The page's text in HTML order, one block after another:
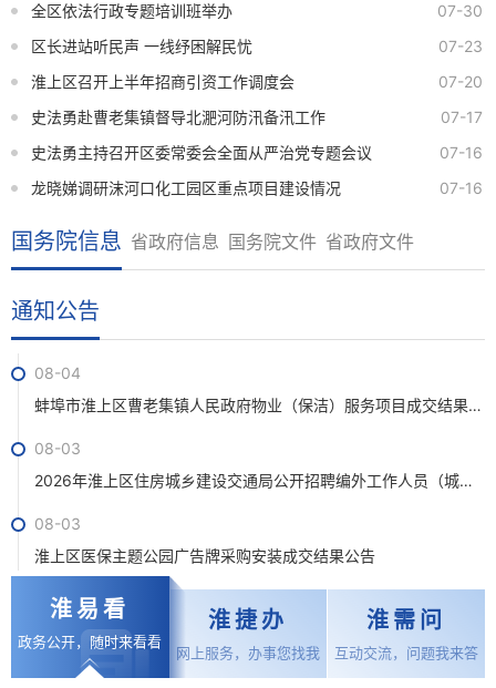
全区依法行政专题培训班举办
07-30
区长进站听民声 一线纾困解民忧
07-23
淮上区召开上半年招商引资工作调度会
07-20
史法勇赴曹老集镇督导北淝河防汛备汛工作
07-17
史法勇主持召开区委常委会全面从严治党专题会议
07-16
龙晓娣调研沫河口化工园区重点项目建设情况
07-16
国务院信息 省政府信息 国务院文件 省政府文件
通知公告
08-06
08-06
入库企业指导咨询服务项目采购公告
08-05
08-04
蚌埠市淮上区曹老集镇人民政府物业（保洁）服务项目成交结果公示
08-03
2026年淮上区住房城乡建设交通局公开招聘编外工作人员（城市管理协管员）笔试查分结果、进入资格复审人员...
08-03
淮上区医保主题公园广告牌采购安装成交结果公告
08-03
蚌埠第八中学足球训练购买服务项目采购公告
08-03
淮易看
政务公开，随时来看看
淮捷办
网上服务，办事您找我
淮 需问
互动交流，问题我来答